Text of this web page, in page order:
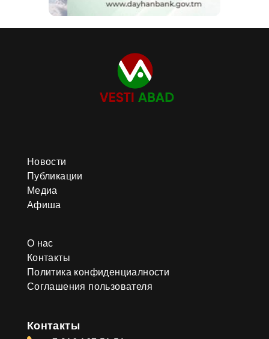
Новости
Публикации
Медиа
Афиша
О нас
Контакты
Политика конфиденциалности
Соглашения пользователя
Контакты